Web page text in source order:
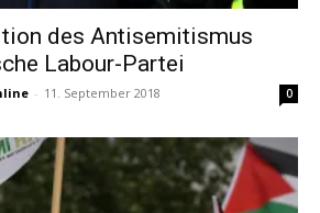
des Antisemitismus
Labour-Partei
- 11. September 2018 0